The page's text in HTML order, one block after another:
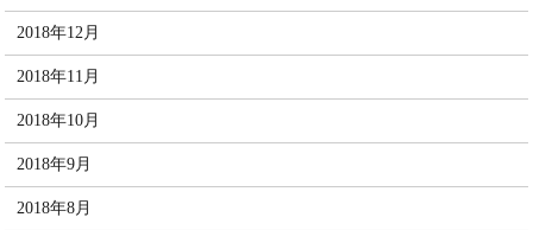
2018年12月
2018年11月
2018年10月
2018年9月
2018年8月